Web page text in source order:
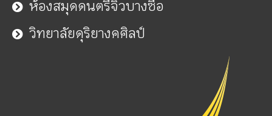
ห้องสมุดดนตรีจิ๋วบางซื่อ
วิทยาลัยดุริยางคศิลป์